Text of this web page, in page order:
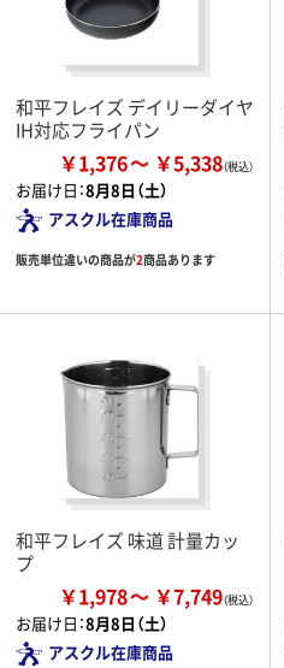
和平フレイズ デイリーダイヤ
IH対応フライパン
￥1,376 ￥5,338
お届け日：8月8日（土）
アスクル在庫商品
販売単位違いの商品が2商品あります
和平フレイズ 味道 計量カッ
プ
￥1,978 ￥7,749
お届け日：8月8日（土）
アスクル在庫商品